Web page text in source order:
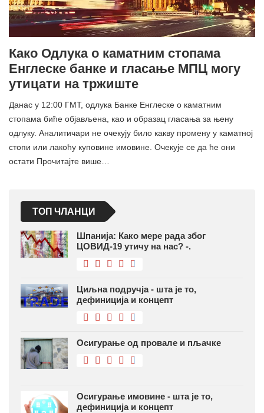
Како Одлука о каматним стопама
Енглеске банке и гласање МПЦ могу
утицати на тржиште
Данас у 12:00 ГМТ, одлука Банке Енглеске о каматним
стопама биће објављена, као и образац гласања за њену
одлуку. Аналитичари не очекују било какву промену у каматној
стопи или лакоћу куповине имовине. Очекује се да ће они
остати Прочитајте више…
ТОП ЧЛАНЦИ
Шпанија: Како мере рада због
ЦОВИД-19 утичу на нас? -.
Циљна подручја - шта је то,
дефиниција и концепт
Осигурање од провале и пљачке
Осигурање имовине - шта је то,
дефиниција и концепт